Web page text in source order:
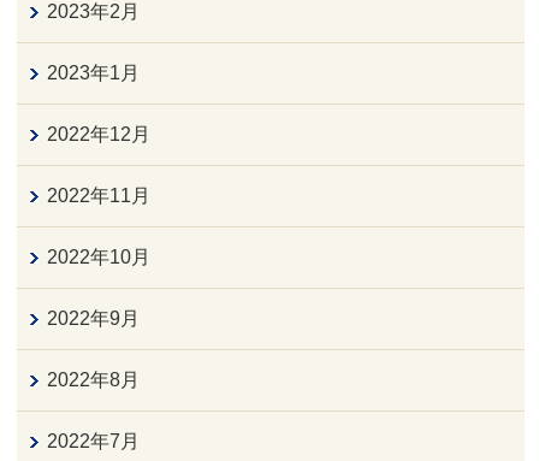
2023年2月
2023年1月
2022年12月
2022年11月
2022年10月
2022年9月
2022年8月
2022年7月